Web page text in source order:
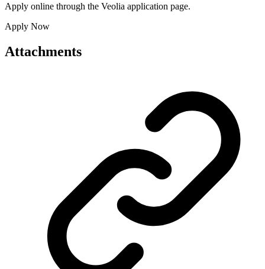
Apply online through the Veolia application page.
Apply Now
Attachments